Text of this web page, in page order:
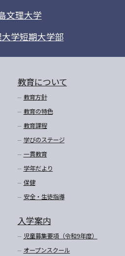
文理大学
学短期大学部
教育について
教育方針
教育の特色
教育課程
学びのステージ
一貫教育
学年だより
保健
安全・生徒指導
入学案内
児童募集要項（令和9年度）
オープンスクール